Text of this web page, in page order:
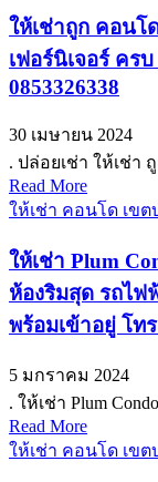
ให้เช่าถูก คอนโ
เฟอร์นิเจอร์ คร
0853326338
30 เมษายน 2024
. ปล่อยเช่า ให้เช่า
Read More
ให้เช่า คอนโด เขต
ให้เช่า Plum
ห้องริมสุด รถไฟ
พร้อมเข้าอยู่ โท
5 มกราคม 2024
. ให้เช่า Plum
Read More
ให้เช่า คอนโด เขต